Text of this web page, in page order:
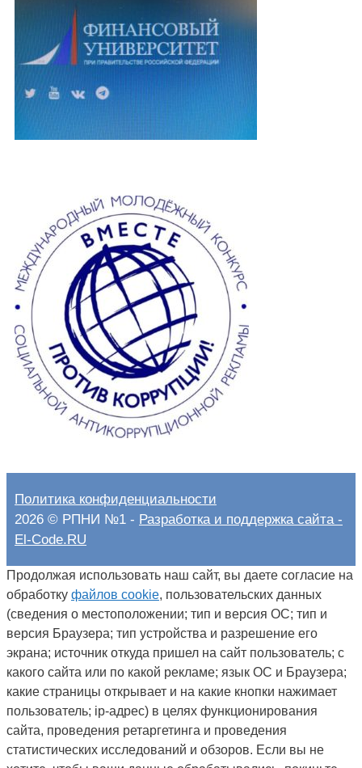
Политика конфиденциальности
2026 © РПНИ №1 - Разработка и поддержка сайта -
El-Code.RU
Продолжая использовать наш сайт, вы даете согласие на
обработку файлов cookie, пользовательских данных
(сведения о местоположении; тип и версия ОС; тип и
версия Браузера; тип устройства и разрешение его
экрана; источник откуда пришел на сайт пользователь; с
какого сайта или по какой рекламе; язык ОС и Браузера;
какие страницы открывает и на какие кнопки нажимает
пользователь; ip-адрес) в целях функционирования
сайта, проведения ретаргетинга и проведения
статистических исследований и обзоров. Если вы не